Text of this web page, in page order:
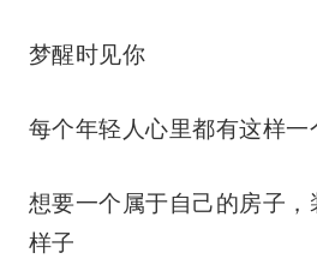
梦醒时见你
每个年轻人心里都有这样一
想要一个属于自己的房子，
样子